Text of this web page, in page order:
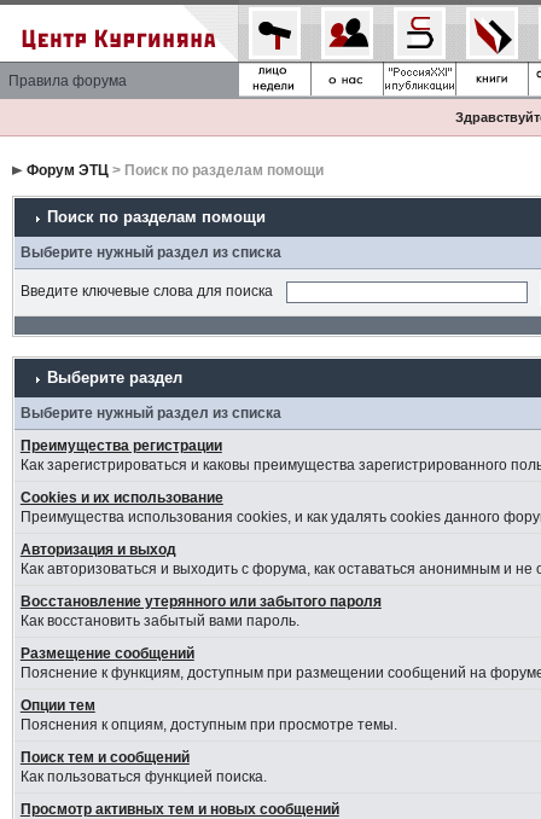
Правила форума
Форум ЭТЦ> Поиск по разделам помощи
Поиск по разделам помощи
Выберите нужный раздел из списка
Введите ключевые слова для поиска
Выберите раздел
Выберите нужный раздел из списка
Преимущества регистрации
Как зарегистрироваться и каковы преимущества зарегистрированного
Cookies и их использование
Преимущества использования cookies, и как удалять cookies данного
Авторизация и выход
Как авторизоваться и выходить с форума, как оставаться анонимным и
Восстановление утерянного или забытого пароля
Как восстановить забытый вами пароль.
Размещение сообщений
Пояснение к функциям, доступным при размещении сообщений на
Опции тем
Пояснения к опциям, доступным при просмотре темы.
Поиск тем и сообщений
Как пользоваться функцией поиска.
Просмотр активных тем и новых сообщений